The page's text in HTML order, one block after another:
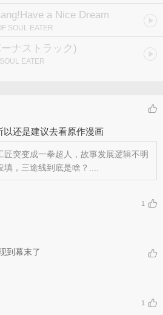
a Nice Dream
SOUL EATER
ナストラック)
EATER
以还是建议去看原作漫画
匠突变成一拳超人，故事发展逻辑不明
，三途线到底是啥？....
1
到幕末了
1